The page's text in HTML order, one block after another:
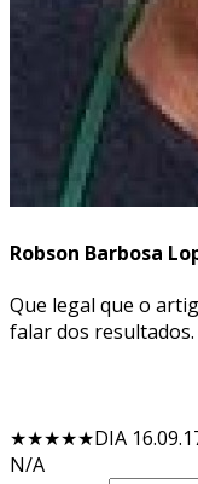
Robson Barbosa
Que legal que o
falar dos resultados.
★★★★★DIA
N/A